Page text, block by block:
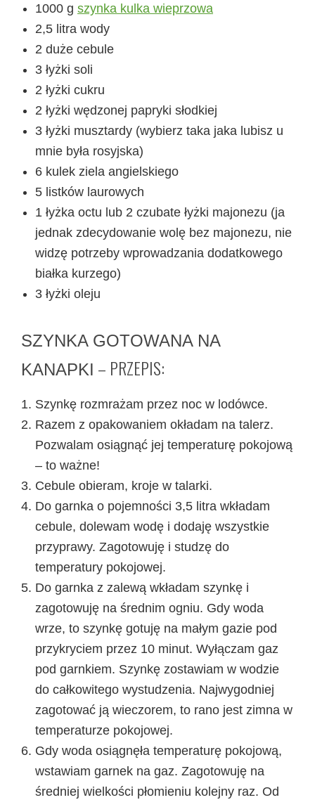
1000 g szynka kulka wieprzowa
2,5 litra wody
2 duże cebule
3 łyżki soli
2 łyżki cukru
2 łyżki wędzonej papryki słodkiej
3 łyżki musztardy (wybierz taka jaka lubisz u
mnie była rosyjska)
6 kulek ziela angielskiego
5 listków laurowych
1 łyżka octu lub 2 czubate łyżki majonezu (ja
jednak zdecydowanie wolę bez majonezu, nie
widzę potrzeby wprowadzania dodatkowego
białka kurzego)
3 łyżki oleju
SZYNKA GOTOWANA NA
KANAPKI – PRZEPIS:
Szynkę rozmrażam przez noc w lodówce.
Razem z opakowaniem okładam na talerz.
Pozwalam osiągnąć jej temperaturę pokojową
– to ważne!
Cebule obieram, kroje w talarki.
Do garnka o pojemności 3,5 litra wkładam
cebule, dolewam wodę i dodaję wszystkie
przyprawy. Zagotowuję i studzę do
temperatury pokojowej.
Do garnka z zalewą wkładam szynkę i
zagotowuję na średnim ogniu. Gdy woda
wrze, to szynkę gotuję na małym gazie pod
przykryciem przez 10 minut. Wyłączam gaz
pod garnkiem. Szynkę zostawiam w wodzie
do całkowitego wystudzenia. Najwygodniej
zagotować ją wieczorem, to rano jest zimna w
temperaturze pokojowej.
Gdy woda osiągnęła temperaturę pokojową,
wstawiam garnek na gaz. Zagotowuję na
średniej wielkości płomieniu kolejny raz. Od